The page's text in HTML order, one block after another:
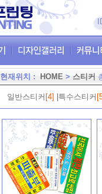
현재위치 : HOME > 스티커
일반스티커 [4] 특수스티커